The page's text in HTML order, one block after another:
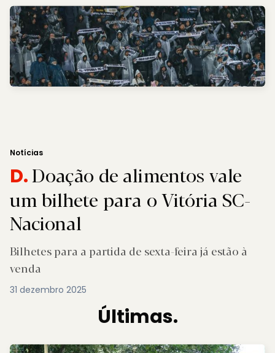
Notícias
D.Doação de alimentos vale
um bilhete para o Vitória SC-
Nacional
Bilhetes para a partida de sexta-feira já estão à
venda
31 dezembro 2025
Últimas.